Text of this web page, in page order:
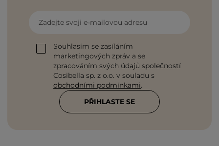
Zadejte svoji e-mailovou adresu
Souhlasím se zasíláním
marketingových zpráv a se
zpracováním svých údajů společností
Cosibella sp. z o.o. v souladu s
obchodními podmínkami.
PŘIHLASTE SE